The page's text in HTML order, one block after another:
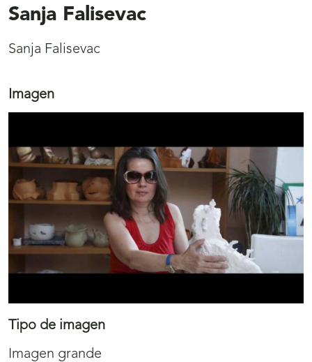
Sanja Falisevac
Sanja Falisevac
Imagen
Tipo de imagen
Imagen grande